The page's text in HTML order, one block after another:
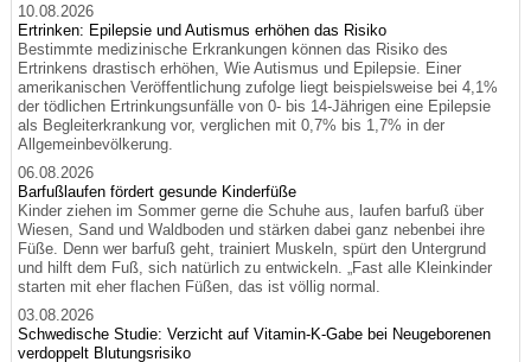
10.08.2026
Ertrinken: Epilepsie und Autismus erhöhen das Risiko
Bestimmte medizinische Erkrankungen können das Risiko des
Ertrinkens drastisch erhöhen, Wie Autismus und Epilepsie. Einer
amerikanischen Veröffentlichung zufolge liegt beispielsweise bei 4,1%
der tödlichen Ertrinkungsunfälle von 0- bis 14-Jährigen eine Epilepsie
als Begleiterkrankung vor, verglichen mit 0,7% bis 1,7% in der
Allgemeinbevölkerung.
06.08.2026
Barfußlaufen fördert gesunde Kinderfüße
Kinder ziehen im Sommer gerne die Schuhe aus, laufen barfuß über
Wiesen, Sand und Waldboden und stärken dabei ganz nebenbei ihre
Füße. Denn wer barfuß geht, trainiert Muskeln, spürt den Untergrund
und hilft dem Fuß, sich natürlich zu entwickeln. „Fast alle Kleinkinder
starten mit eher flachen Füßen, das ist völlig normal.
03.08.2026
Schwedische Studie: Verzicht auf Vitamin-K-Gabe bei Neugeborenen
verdoppelt Blutungsrisiko